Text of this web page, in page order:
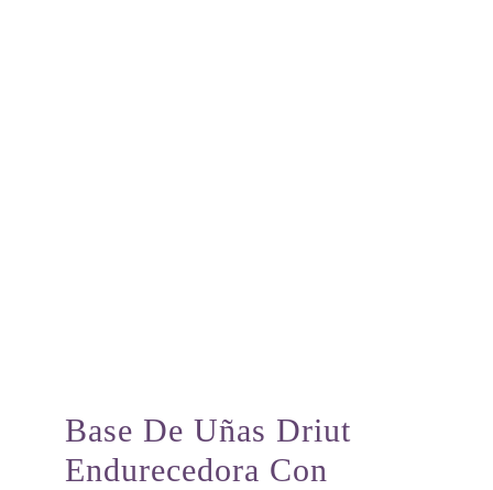
Base De Uñas Driut
Endurecedora Con